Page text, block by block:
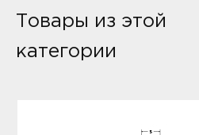
Товары из этой
категории